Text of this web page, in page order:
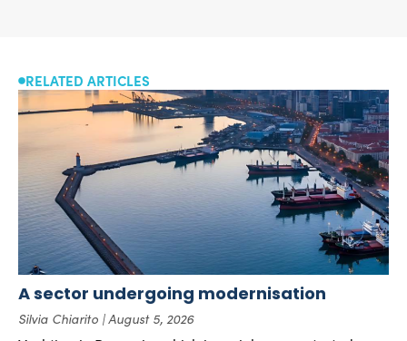
RELATED ARTICLES
A sector undergoing modernisation
Silvia Chiarito August 5, 2026